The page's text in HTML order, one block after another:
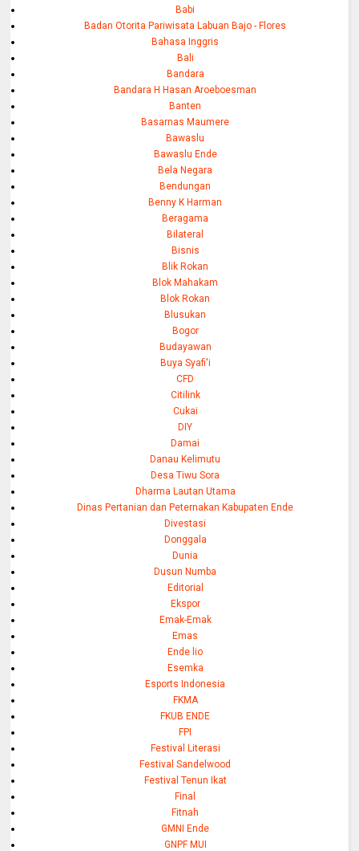
Babi
Badan Otorita Pariwisata Labuan Bajo - Flores
Bahasa Inggris
Bali
Bandara
Bandara H Hasan Aroeboesman
Banten
Basarnas Maumere
Bawaslu
Bawaslu Ende
Bela Negara
Bendungan
Benny K Harman
Beragama
Bilateral
Bisnis
Blik Rokan
Blok Mahakam
Blok Rokan
Blusukan
Bogor
Budayawan
Buya Syafi'i
CFD
Citilink
Cukai
DIY
Damai
Danau Kelimutu
Desa Tiwu Sora
Dharma Lautan Utama
Dinas Pertanian dan Peternakan Kabupaten Ende
Divestasi
Donggala
Dunia
Dusun Numba
Editorial
Ekspor
Emak-Emak
Emas
Ende lio
Esemka
Esports Indonesia
FKMA
FKUB ENDE
FPI
Festival Literasi
Festival Sandelwood
Festival Tenun Ikat
Final
Fitnah
GMNI Ende
GNPF MUI